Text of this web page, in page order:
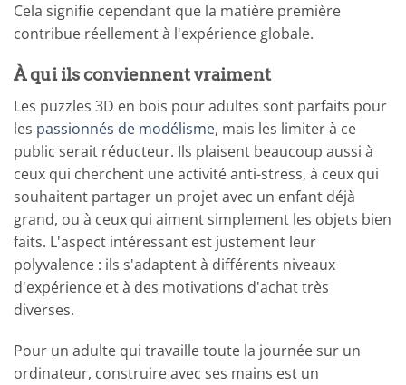
Cela signifie cependant que la matière première
contribue réellement à l'expérience globale.
À qui ils conviennent vraiment
Les puzzles 3D en bois pour adultes sont parfaits pour
les passionnés de modélisme, mais les limiter à ce
public serait réducteur. Ils plaisent beaucoup aussi à
ceux qui cherchent une activité anti-stress, à ceux qui
souhaitent partager un projet avec un enfant déjà
grand, ou à ceux qui aiment simplement les objets bien
faits. L'aspect intéressant est justement leur
polyvalence : ils s'adaptent à différents niveaux
d'expérience et à des motivations d'achat très
diverses.
Pour un adulte qui travaille toute la journée sur un
ordinateur, construire avec ses mains est un